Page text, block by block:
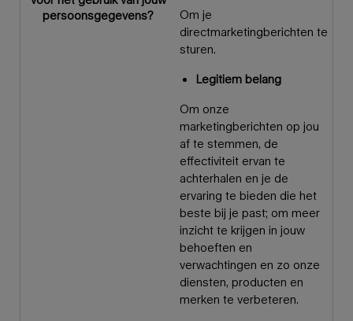
persoonsgegevens?
Om je
directmarketingberichten te
sturen.
Legitiem belang
Om onze
marketingberichten op jou
af te stemmen, de
effectiviteit ervan te
achterhalen en je de
ervaring te bieden die het
beste bij je past; om meer
inzicht te krijgen in jouw
behoeften en
verwachtingen en zo onze
diensten, producten en
merken te verbeteren.